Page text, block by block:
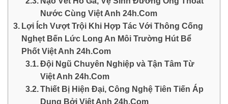
Nước Cùng Việt Anh 24h.Com
Lợi Ích Vượt Trội Khi Hợp Tác Với Thông Cống
Nghẹt Bến Lức Long An Môi Trường Hút Bể
Phốt Việt Anh 24h.Com
Đội Ngũ Chuyên Nghiệp và Tận Tâm Từ
Việt Anh 24h.Com
Thiết Bị Hiện Đại, Công Nghệ Tiên Tiến Áp
Dụng Bởi Việt Anh 24h.Com